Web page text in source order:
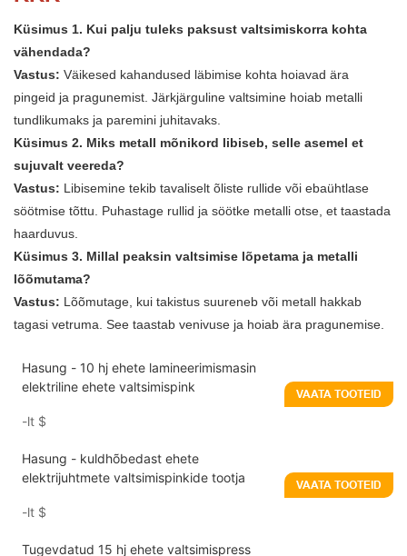
Küsimus 1. Kui palju tuleks paksust valtsimiskorra kohta
vähendada?
Vastus: Väikesed kahandused läbimise kohta hoiavad ära
pingeid ja pragunemist. Järkjärguline valtsimine hoiab metalli
tundlikumaks ja paremini juhitavaks.
Küsimus 2. Miks metall mõnikord libiseb, selle asemel et
sujuvalt veereda?
Vastus: Libisemine tekib tavaliselt õliste rullide või ebaühtlase
söötmise tõttu. Puhastage rullid ja söötke metalli otse, et taastada
haarduvus.
Küsimus 3. Millal peaksin valtsimise lõpetama ja metalli
lõõmutama?
Vastus: Lõõmutage, kui takistus suureneb või metall hakkab
tagasi vetruma. See taastab venivuse ja hoiab ära pragunemise.
Hasung - 10 hj ehete lamineerimismasin
elektriline ehete valtsimispink
-lt $
VAATA TOOTEID
Hasung - kuldhõbedast ehete
elektrijuhtmete valtsimispinkide tootja
-lt $
VAATA TOOTEID
Tugevdatud 15 hj ehete valtsimispress